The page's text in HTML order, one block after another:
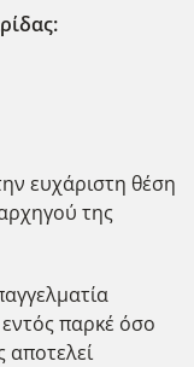
ευχάριστη θέση
της
εντός παρκέ όσο
αποτελεί